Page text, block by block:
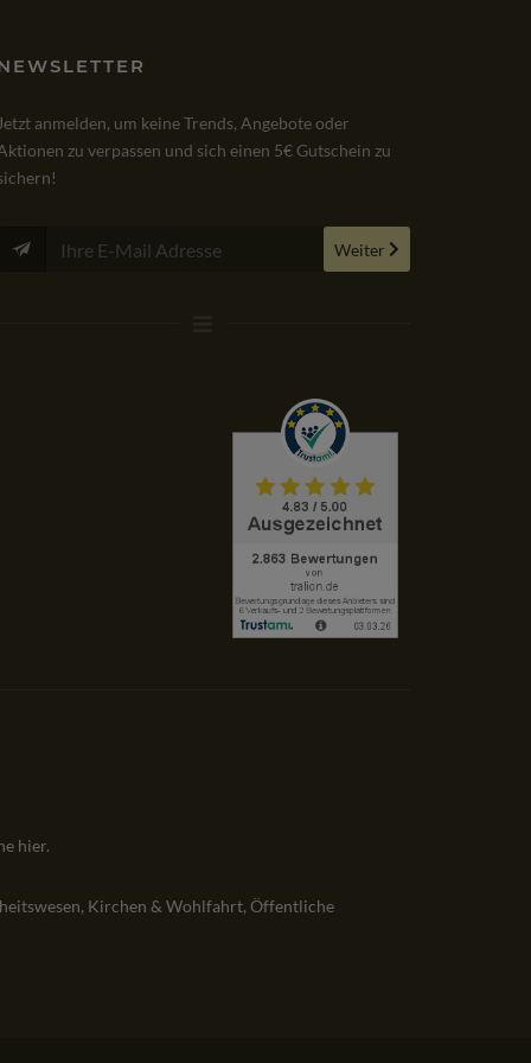
von Win 10 Professional bin ich sehr
Kauf und Lieferung verliefen
Sowohl Lieferung,
Lizenzübergabe verliefen
Jetzt anmelden, um keine Trends, Angebote oder
zu verpassen und sich einen 5€ Gutschein zu
Weiter
hier.
Kirchen & Wohlfahrt, Öffentliche